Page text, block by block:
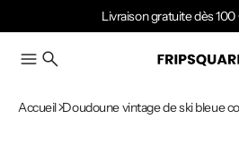
Livraison gratuite dès 100
Accueil Doudoune vintage de ski bleue